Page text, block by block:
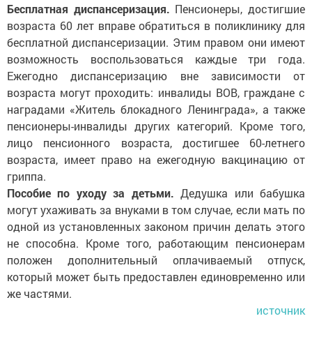
Бесплатная диспансеризация. Пенсионеры, достигшие
возраста 60 лет вправе обратиться в поликлинику для
бесплатной диспансеризации. Этим правом они имеют
возможность воспользоваться каждые три года.
Ежегодно диспансеризацию вне зависимости от
возраста могут проходить: инвалиды ВОВ, граждане с
наградами «Житель блокадного Ленинграда», а также
пенсионеры-инвалиды других категорий. Кроме того,
лицо пенсионного возраста, достигшее 60-летнего
возраста, имеет право на ежегодную вакцинацию от
гриппа.
Пособие по уходу за детьми. Дедушка или бабушка
могут ухаживать за внуками в том случае, если мать по
одной из установленных законом причин делать этого
не способна. Кроме того, работающим пенсионерам
положен дополнительный оплачиваемый отпуск,
который может быть предоставлен единовременно или
же частями.
источник